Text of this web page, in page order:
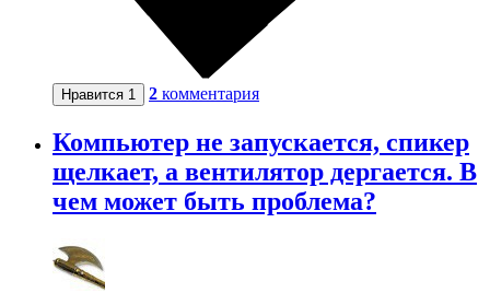
Нравится 1 2 комментария
Компьютер не запускается, спикер
щелкает, а вентилятор дергается. В
чем может быть проблема?